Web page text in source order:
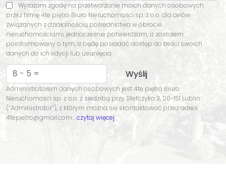
Wyrażam zgodę na przetwarzanie moich danych osobowych
przez firmę 4te piętro Biuro Nieruchomości sp. z o.o. dla celów
związanych z działalnością pośrednictwa w obrocie
nieruchomościami, jednocześnie potwierdzam, iż zostałem
poinformowany o tym, iż będę posiadać dostęp do treści swoich
danych do ich edycji lub usunięcia.
Administratorem danych osobowych jest 4te piętro Biuro
Nieruchomości sp. z o.o. z siedzibą przy Stefczyka 3, 20-151 Lublin
(“Administrator”), z którym można się skontaktować przez adres
4tepietro@gmail.com…czytaj więcej